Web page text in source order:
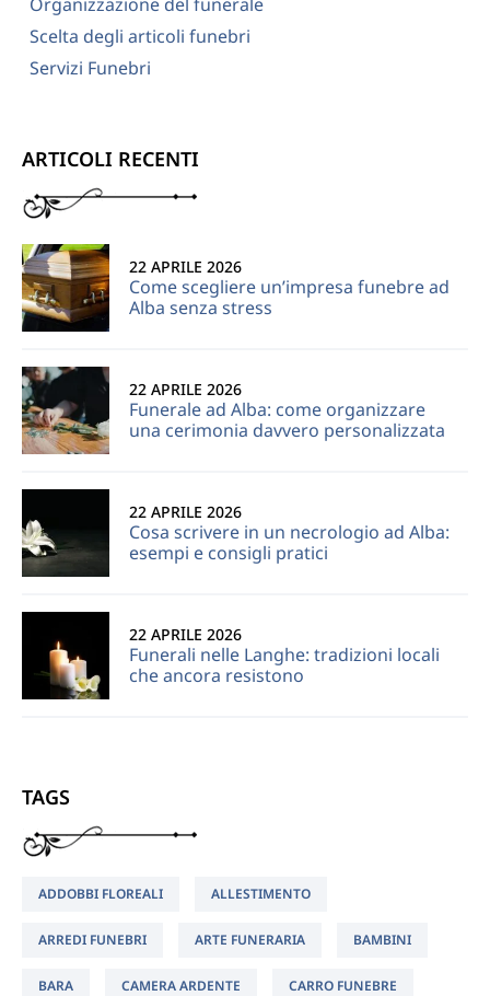
Scelta degli articoli funebri
Servizi Funebri
ARTICOLI RECENTI
Come scegliere un’impresa funebre ad
Alba senza stress
22 APRILE 2026
Funerale ad Alba: come organizzare
una cerimonia davvero personalizzata
22 APRILE 2026
Cosa scrivere in un necrologio ad Alba:
esempi e consigli pratici
22 APRILE 2026
Funerali nelle Langhe: tradizioni locali
che ancora resistono
22 APRILE 2026
TAGS
ADDOBBI FLOREALI ALLESTIMENTO
ARREDI FUNEBRI ARTE FUNERARIA BAMBINI
BARA CAMERA ARDENTE CARRO FUNEBRE